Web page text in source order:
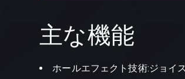
主な機能
ホールエフェクト技術:ジョイ